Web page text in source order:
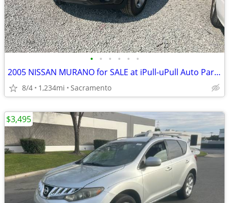
• • • • • •
2005 NISSAN MURANO for SALE at iPull-uPull Auto Parts! - $1,800
8/4 1,234mi Sacramento
$3,495